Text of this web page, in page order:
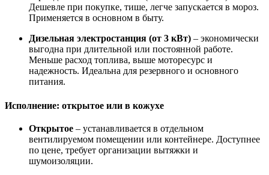
Дешевле при покупке, тише, легче запускается в мороз.
Применяется в основном в быту.
Дизельная электростанция (от 3 кВт) – экономически
выгодна при длительной или постоянной работе.
Меньше расход топлива, выше моторесурс и
надежность. Идеальна для резервного и основного
питания.
Исполнение: открытое или в кожухе
Открытое – устанавливается в отдельном
вентилируемом помещении или контейнере. Доступнее
по цене, требует организации вытяжки и
шумоизоляции.